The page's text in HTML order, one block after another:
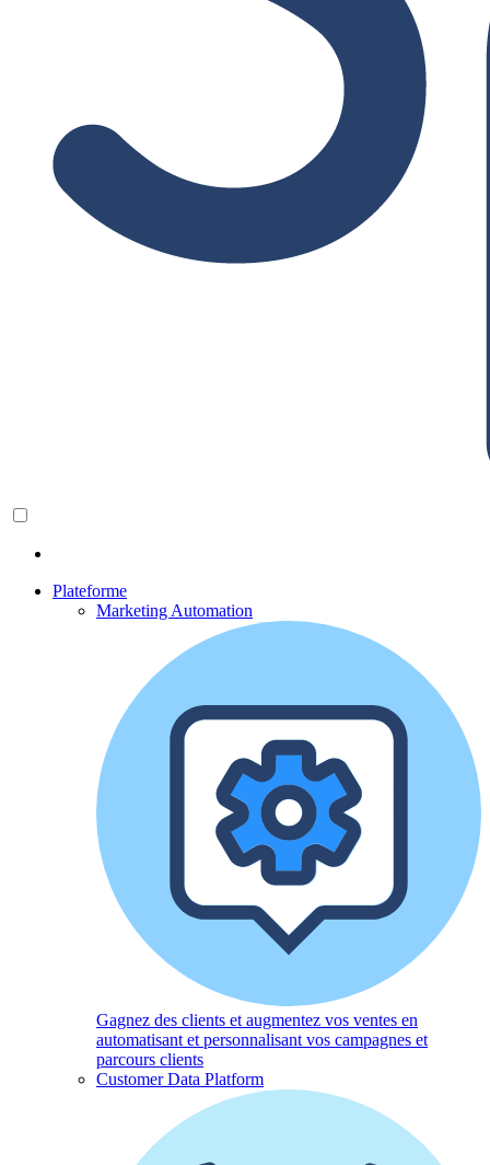
Plateforme
Marketing Automation
Gagnez des clients et augmentez vos ventes en
automatisant et personnalisant vos campagnes et
parcours clients
Customer Data Platform